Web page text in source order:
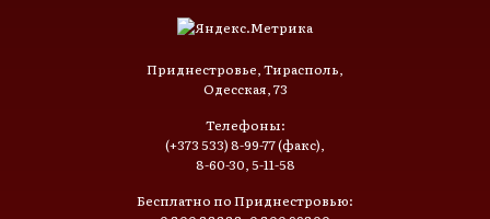
Приднестровье, Тирасполь,
Одесская, 73
Телефоны:
(+373 533) 8-99-77 (факс),
8-60-30, 5-11-58
Бесплатно по Приднестровью: